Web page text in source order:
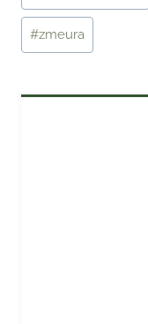
Tags:
#zmeura